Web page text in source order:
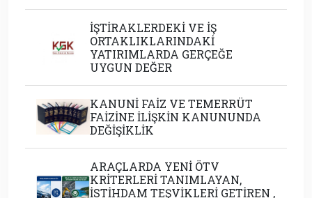
İŞTİRAKLERDEKİ VE İŞ
ORTAKLIKLARINDAKİ
YATIRIMLARDA GERÇEĞE
UYGUN DEĞER
KANUNİ FAİZ VE TEMERRÜT
FAİZİNE İLİŞKİN KANUNUNDA
DEĞİŞİKLİK
ARAÇLARDA YENİ ÖTV
KRİTERLERİ TANIMLAYAN,
İSTİHDAM TEŞVİKLERİ GETİREN ,